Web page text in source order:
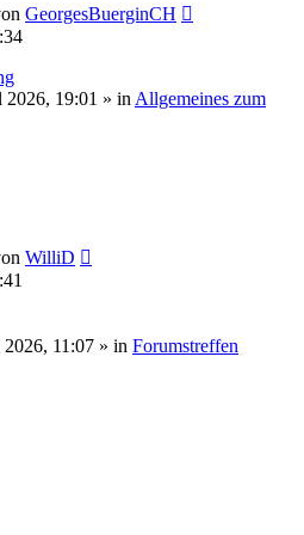
GeorgesBuerginCH
2026, 19:01 » in Allgemeines zum
WilliD
2026, 11:07 » in Forumstreffen